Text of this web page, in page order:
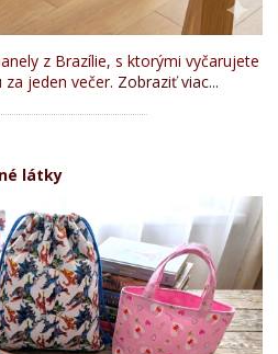
z Brazílie, s ktorými vyčarujete
jeden večer. Zobraziť viac...
látky